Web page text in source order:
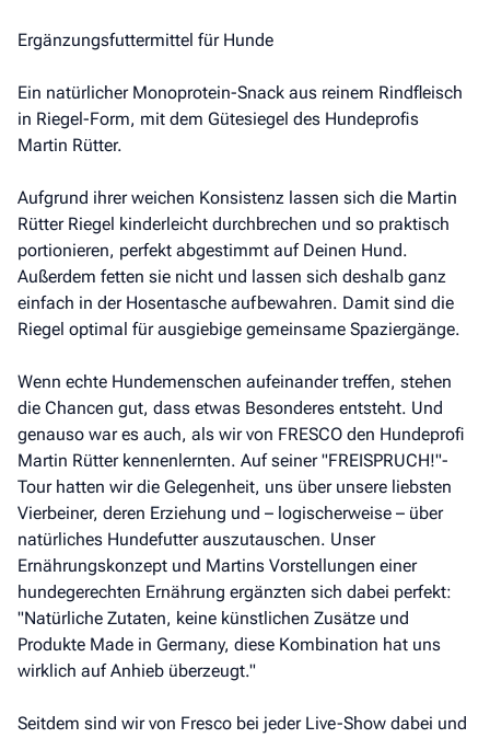
Ergänzungsfuttermittel für Hunde
Ein natürlicher Monoprotein-Snack aus reinem Rindfleisch
in Riegel-Form, mit dem Gütesiegel des Hundeprofis
Martin Rütter.
Aufgrund ihrer weichen Konsistenz lassen sich die Martin
Rütter Riegel kinderleicht durchbrechen und so praktisch
portionieren, perfekt abgestimmt auf Deinen Hund.
Außerdem fetten sie nicht und lassen sich deshalb ganz
einfach in der Hosentasche aufbewahren. Damit sind die
Riegel optimal für ausgiebige gemeinsame Spaziergänge.
Wenn echte Hundemenschen aufeinander treffen, stehen
die Chancen gut, dass etwas Besonderes entsteht. Und
genauso war es auch, als wir von FRESCO den Hundeprofi
Martin Rütter kennenlernten. Auf seiner "FREISPRUCH!"-
Tour hatten wir die Gelegenheit, uns über unsere liebsten
Vierbeiner, deren Erziehung und – logischerweise – über
natürliches Hundefutter auszutauschen. Unser
Ernährungskonzept und Martins Vorstellungen einer
hundegerechten Ernährung ergänzten sich dabei perfekt:
"Natürliche Zutaten, keine künstlichen Zusätze und
Produkte Made in Germany, diese Kombination hat uns
wirklich auf Anhieb überzeugt."
Seitdem sind wir von Fresco bei jeder Live-Show dabei und